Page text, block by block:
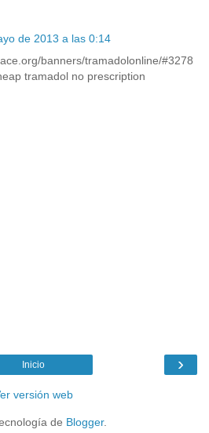
de 2013 a las 0:14
banners/tramadolonline/#3278
tramadol no prescription
›
Inicio
versión web
de Blogger.